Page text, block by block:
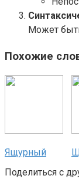
Может
Похожие
Ящурный
Поделиться с